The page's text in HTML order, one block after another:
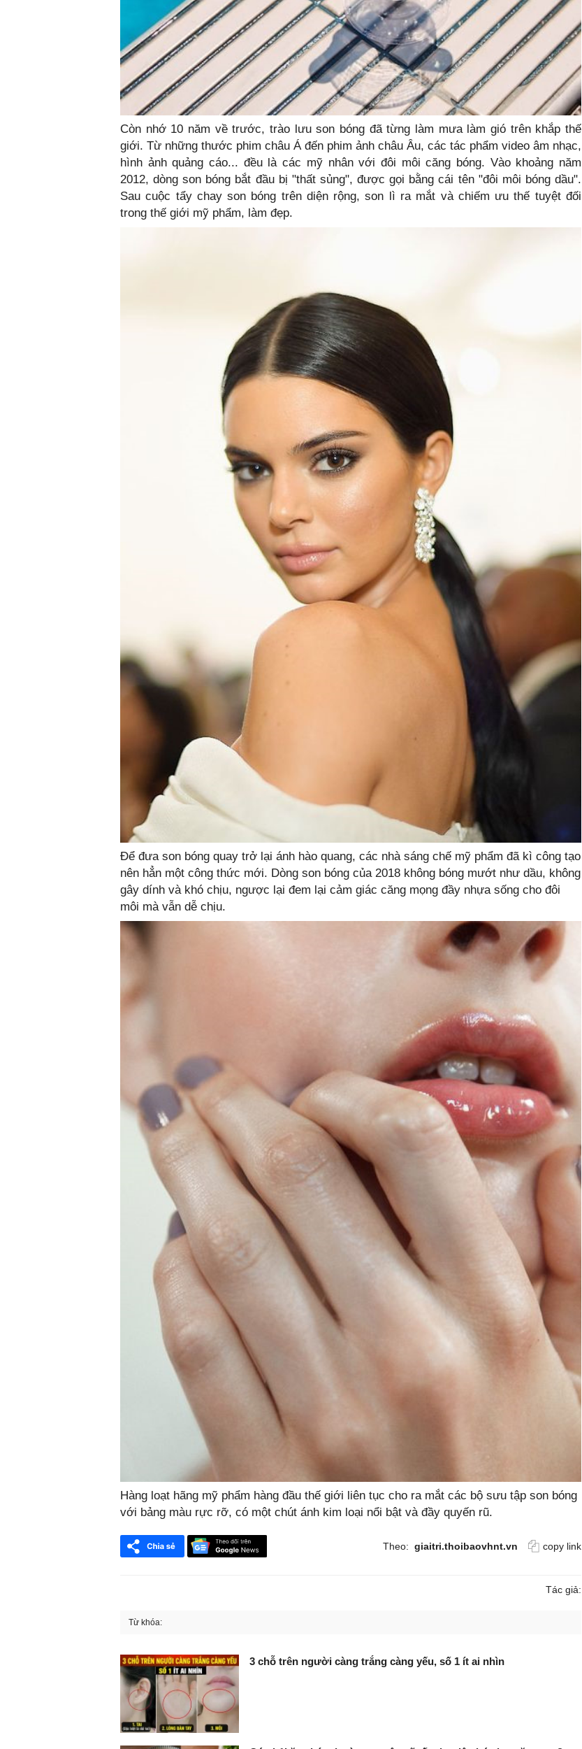
Còn nhớ 10 năm về trước, trào lưu son bóng đã từng làm mưa làm gió trên khắp thế
giới. Từ những thước phim châu Á đến phim ảnh châu Âu, các tác phẩm video âm nhạc,
hình ảnh quảng cáo... đều là các mỹ nhân với đôi môi căng bóng. Vào khoảng năm
2012, dòng son bóng bắt đầu bị "thất sủng", được gọi bằng cái tên "đôi môi bóng dầu".
Sau cuộc tẩy chay son bóng trên diện rộng, son lì ra mắt và chiếm ưu thế tuyệt đối
trong thế giới mỹ phẩm, làm đẹp.
Để đưa son bóng quay trở lại ánh hào quang, các nhà sáng chế mỹ phẩm đã kì công tạo
nên hẳn một công thức mới. Dòng son bóng của 2018 không bóng mướt như dầu, không
gây dính và khó chịu, ngược lại đem lại cảm giác căng mọng đầy nhựa sống cho đôi
môi mà vẫn dễ chịu.
Hàng loạt hãng mỹ phẩm hàng đầu thế giới liên tục cho ra mắt các bộ sưu tập son bóng
với bảng màu rực rỡ, có một chút ánh kim loại nổi bật và đầy quyến rũ.
Theo: giaitri.thoibaovhnt.vn copy link
Tác giả:
Từ khóa:
3 chỗ trên người càng trắng càng yếu, số 1 ít ai nhìn